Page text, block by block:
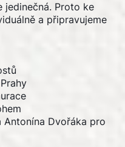
jedinečná. Proto ke
a připravujeme
Antonína Dvořáka pro